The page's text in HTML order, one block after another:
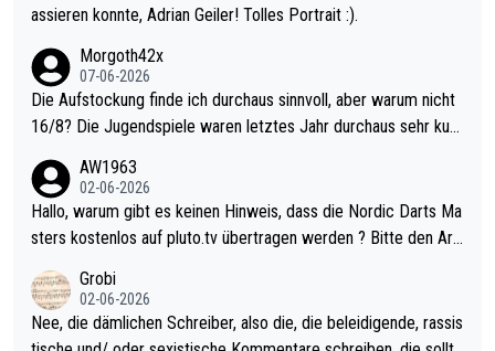
assieren konnte, Adrian Geiler! Tolles Portrait :).
Morgoth42x
07-06-2026
Die Aufstockung finde ich durchaus sinnvoll, aber warum nicht
16/8? Die Jugendspiele waren letztes Jahr durchaus sehr kurz
Allerdings ist Mitchell Lawrie als Nummer 1 der Welt eh qualifi
ziert. Somit ändert die automatische Qualifikation des Weltmei
sters erstmal nichts. Ich denke sie wollen damit für nächstes J
ohl wenig WDF Turniere spielen. Dies war bei Archie Self letzt
es Jahr der Fall. Er musste als amtierender Weltmeister durch
den Qualifier und ich glaube kaum, dass Mitchel sich das (in Ve
AW1963
02-06-2026
Hallo, warum gibt es keinen Hinweis, dass die Nordic Darts Ma
sters kostenlos auf pluto.tv übertragen werden ? Bitte den Arti
Grobi
02-06-2026
Nee, die dämlichen Schreiber, also die, die beleidigende, rassis